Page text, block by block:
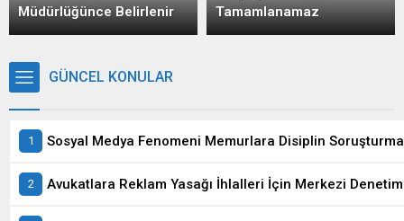
Müdürlüğünce Belirlenir
Tamamlanamaz
GÜNCEL KONULAR
Sosyal Medya Fenomeni Memurlara Disiplin
Avukatlara Reklam Yasağı İhlalleri İçin Merkezi